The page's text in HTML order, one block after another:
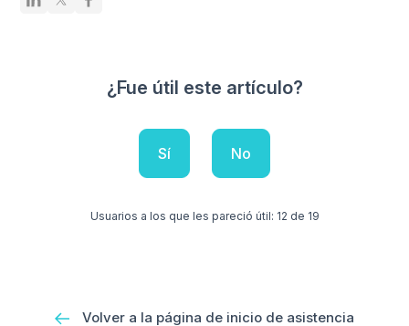
¿Fue útil este artículo?
Sí No
Usuarios a los que les pareció útil: 12 de 19
Volver a la página de inicio de asistencia